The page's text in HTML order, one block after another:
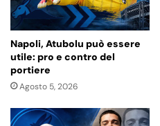
Napoli, Atubolu può essere
utile: pro e contro del
portiere
Agosto 5, 2026